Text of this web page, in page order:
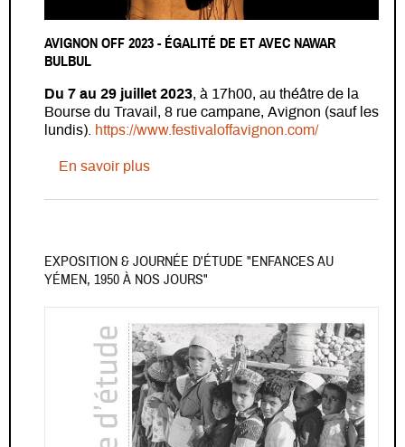
AVIGNON OFF 2023 - ÉGALITÉ DE ET AVEC NAWAR
BULBUL
Du 7 au 29 juillet 2023, à 17h00, au théâtre de la
Bourse du Travail, 8 rue campane, Avignon (sauf les
lundis). https://www.festivaloffavignon.com/
En savoir plussur AVIGNON OFF 2023 - Égalité de
EXPOSITION & JOURNÉE D'ÉTUDE "ENFANCES AU
YÉMEN, 1950 À NOS JOURS"